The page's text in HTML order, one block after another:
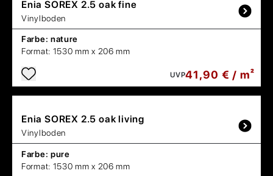
Enia SOREX 2.5 oak fine
Vinylboden
Farbe: nature
Format: 1530 mm x 206 mm
UVP41,90 € / m²
Enia SOREX 2.5 oak living
Vinylboden
Farbe: pure
Format: 1530 mm x 206 mm